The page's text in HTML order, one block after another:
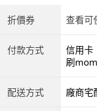
折價券 查看可
付款方式
信用
ATM |
刷
配送方式 廠商宅